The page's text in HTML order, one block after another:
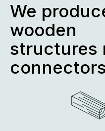
We
wooden
structures